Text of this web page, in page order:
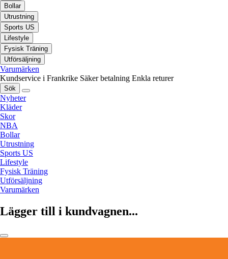
Bollar
Utrustning
Sports US
Lifestyle
Fysisk Träning
Utförsäljning
Varumärken
Kundservice i Frankrike Säker betalning Enkla returer
Sök
Nyheter
Kläder
Skor
NBA
Bollar
Utrustning
Sports US
Lifestyle
Fysisk Träning
Utförsäljning
Varumärken
Lägger till i kundvagnen...